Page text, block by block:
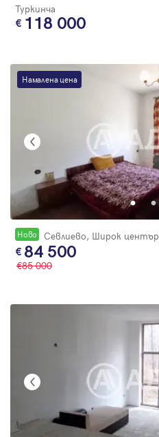
Туркинча
118 000
Намалена цена
Новo Севлиево, Широк център
84 500
85 000